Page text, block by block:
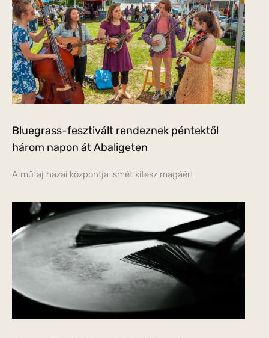
Bluegrass-fesztivált rendeznek péntektől
három napon át Abaligeten
A műfaj hazai központja ismét kitesz magáért